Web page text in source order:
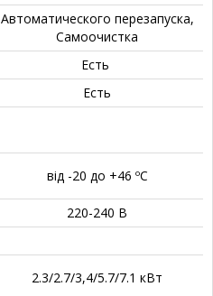
‎Автоматического перезапуска,
Самоочистка
Есть
‎Есть
від -20 до +46 ºС
220-240 В
2.3/2.7/3,4/5.7/7.1 кВт